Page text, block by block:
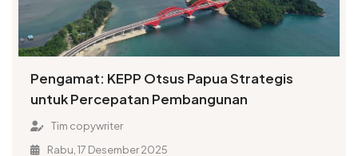
Pengamat: KEPP Otsus Papua Strategis
untuk Percepatan Pembangunan
Tim copywriter
Rabu, 17 Desember 2025